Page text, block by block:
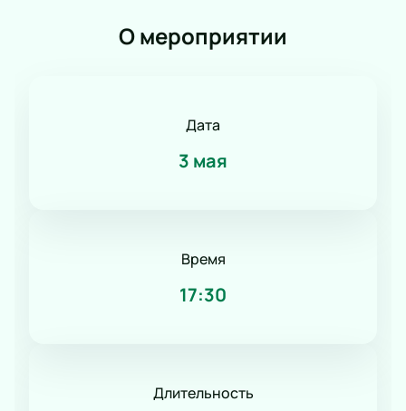
О мероприятии
Дата
3 мая
Время
17:30
Длительность